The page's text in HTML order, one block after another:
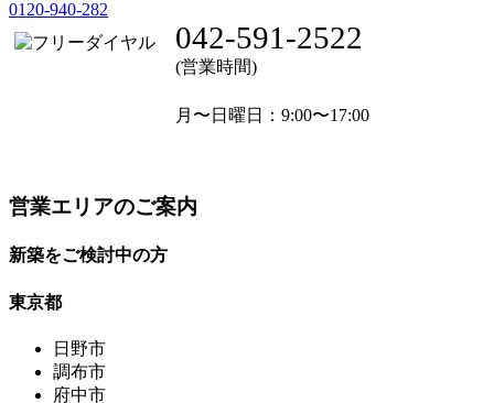
0120-940-282
042-591-2522
(営業時間)
月〜日曜日 ：9:00〜17:00
営業エリアのご案内
新築をご検討中の方
東京都
日野市
調布市
府中市